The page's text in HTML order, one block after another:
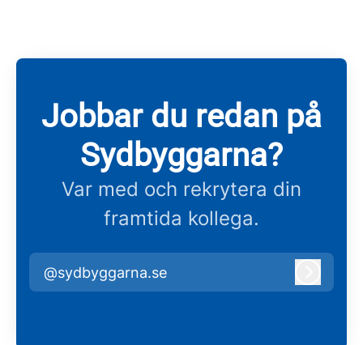
Jobbar du redan på
Sydbyggarna?
Var med och rekrytera din
framtida kollega.
@sydbyggarna.se